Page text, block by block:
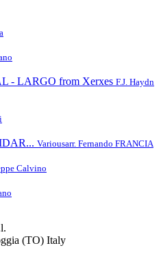
- LARGO from Xerxes F.J. Haydn
Variousarr. Fernando FRANCIA
Calvino
(TO) Italy